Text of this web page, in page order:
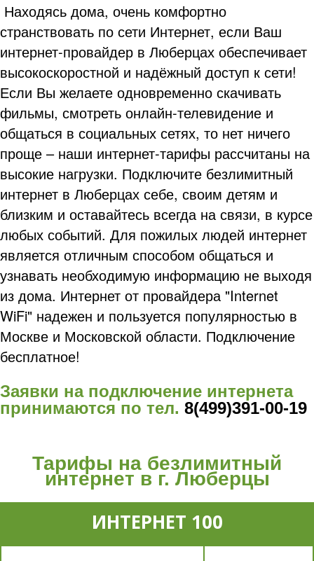
Находясь дома, очень комфортно
странствовать по сети Интернет, если Ваш
интернет-провайдер в Люберцах обеспечивает
высокоскоростной и надёжный доступ к сети!
Если Вы желаете одновременно скачивать
фильмы, смотреть онлайн-телевидение и
общаться в социальных сетях, то нет ничего
проще – наши интернет-тарифы рассчитаны на
высокие нагрузки. Подключите безлимитный
интернет в Люберцах себе, своим детям и
близким и оставайтесь всегда на связи, в курсе
любых событий. Для пожилых людей интернет
является отличным способом общаться и
узнавать необходимую информацию не выходя
из дома. Интернет от провайдера "Internet
WiFi" надежен и пользуется популярностью в
Москве и Московской области. Подключение
бесплатное!
Заявки на подключение интернета
принимаются по тел. 8(499)391-00-19
Тарифы на безлимитный
интернет в г. Люберцы
ИНТЕРНЕТ 100